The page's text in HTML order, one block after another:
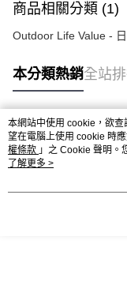
商品相關分類 (1)
Outdoor Life Value -
本分類熱銷全站
熱門標籤
本網站中使用 cookie，欲
望在電腦上使用 cookie 時
權條款 」之 Cookie 聲明。
用條款之 Cookie 聲明使用
了解更多 >